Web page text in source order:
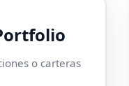
o carteras